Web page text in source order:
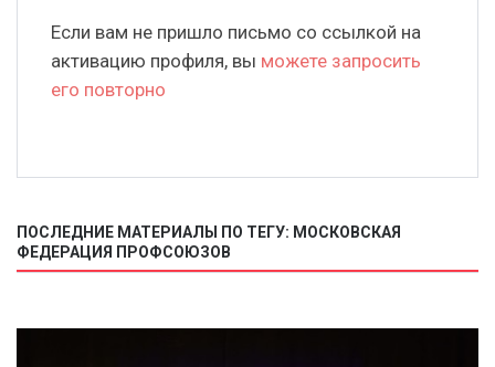
Если вам не пришло письмо со ссылкой на
активацию профиля, вы можете запросить
его повторно
ПОСЛЕДНИЕ МАТЕРИАЛЫ ПО ТЕГУ: МОСКОВСКАЯ
ФЕДЕРАЦИЯ ПРОФСОЮЗОВ